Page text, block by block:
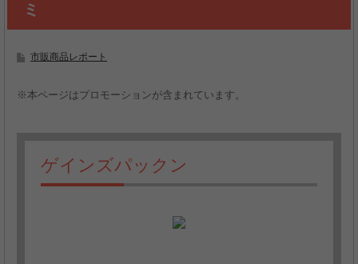
ミ
市販商品レポート
※本ページはプロモーションが含まれています。
ゲインズパックン